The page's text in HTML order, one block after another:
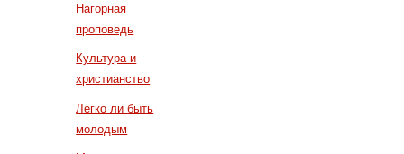
Нагорная
проповедь
Культура и
христианство
Легко ли быть
молодым